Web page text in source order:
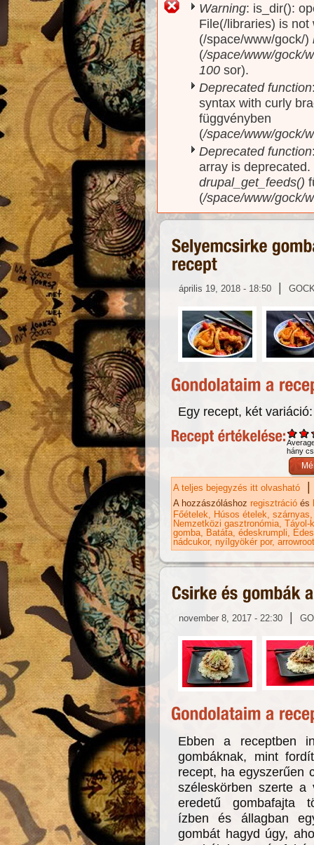
Hibaüzenet
Warning: is_dir():
File(/libraries) is
(/space/www/gock/)
(/space/www/gock/
100 sor).
Deprecated function
syntax with curly
függvényben
(/space/www/gock/
Deprecated function
array is
drupal_get_feeds()
(/space/www/gock/
április 19, 2018 - 18:50 |
Egy recept, két
hány
A teljes bejegyzés itt olvasható |
A hozzászóláshoz regisztráció és
Főételek
Húsos ételek szárnyas
Nemzetközi gasztronómia Távol-
gomba
Batáta édeskrumpli
nádcukor nyílgyökér por arrowroot
november 8, 2017 - 22:30 |
Ebben a receptben
gombáknak, mint
recept, ha egyszerűen
széleskörben szerte
eredetű gombafajta
ízben és állagban
gombát hagyd úgy,